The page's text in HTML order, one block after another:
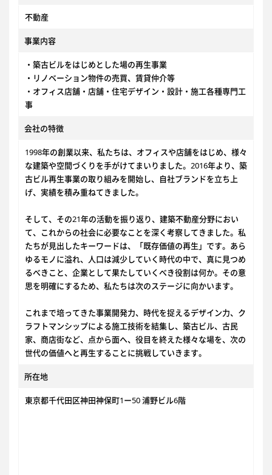
不動産
事業内容
・築古ビルをはじめとした場の再生事業
・リノベーション物件の売買、賃貸仲介等
・オフィス店舗・店舗・住宅デザイン・設計・施工各種専門工
事
会社の特徴
1998年の創業以来、私たちは、オフィスや店舗をはじめ、様々
な建築や空間づくりを手がけてまいりました。2016年より、築
古ビル再生事業の取り組みを開始し、自社ブランドを立ち上
げ、実績を積み重ねてきました。
そして、その21年の活動を振り返り、建築不動産分野におい
て、これからの社会に必要なことを深く考察してきました。私
たちが見出したキーワードは、「既存価値の再生」です。あら
ゆるモノに溢れ、人口は減少していく時代の中で、真に見つめ
るべきこと、企業として果たしていくべき役割は何か。その意
思を明確にするため、私たちは次のステージに向かいます。
これまで培ってきた事業開発力、時代を捉えるデザイン力、ク
ラフトマンシップによる施工技術を結集し、築古ビル、古民
家、商店街など、点から面へ、役目を終えた様々な場を、次の
世代の価値へと再生することに挑戦していきます。
所在地
東京都千代田区神田神保町1ー50 浦野ビル6階